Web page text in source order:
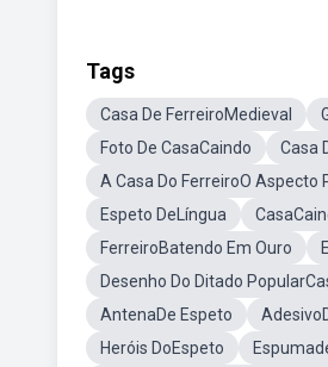
Tags
Casa De FerreiroMedieval
Foto De CasaCaindo
Casa
A Casa Do FerreiroO Aspecto
Espeto DeLíngua
FerreiroBatendo Em Ouro
Desenho Do Ditado
AntenaDe Espeto
Heróis DoEspeto